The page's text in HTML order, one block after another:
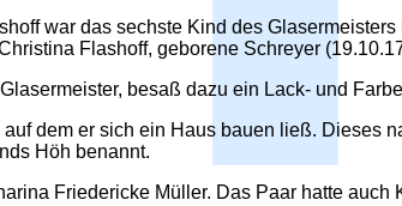
war das sechste Kind des
Flashoff, geborene Schreyer
besaß dazu ein Lack- und
dem er sich ein Haus bauen ließ. Dieses
Höh benannt.
Friedericke Müller. Das Paar hatte auch